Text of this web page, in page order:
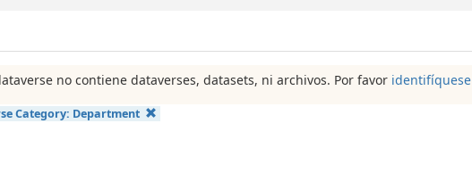
no contiene dataverses, datasets, ni archivos. Por favor identifíquese
Category: Department